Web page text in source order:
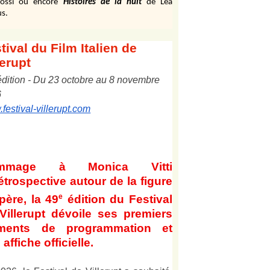
ou encore Histoires de la nuit de Léa
du Film Italien de
- Du 23 octobre au 8 novembre
villerupt.com
à Monica Vitti
autour de la figure
la 49e édition du Festival
dévoile ses premiers
de programmation et
affiche officielle.